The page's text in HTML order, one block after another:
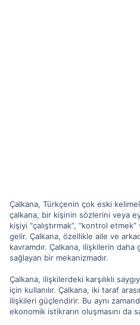
Çalkana, Türkçenin çok eski
çalkana, bir kişinin sözlerini veya
kişiyi “çalıştırmak”, “kontrol
gelir. Çalkana, özellikle aile ve
kavramdır. Çalkana, ilişkilerin daha
sağlayan bir mekanizmadır.
Çalkana, ilişkilerdeki karşılıklı
için kullanılır. Çalkana, iki taraf
ilişkileri güçlendirir. Bu aynı
ekonomik istikrarın oluşmasını da